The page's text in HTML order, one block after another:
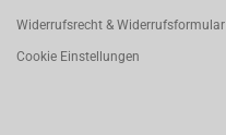
Widerrufsrecht & Widerrufsformular
Cookie Einstellungen